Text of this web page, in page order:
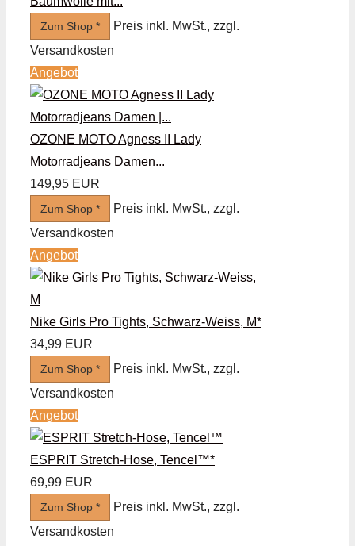
Zum Shop *
Preis inkl. MwSt., zzgl.
Versandkosten
Angebot
OZONE MOTO Agness II Lady
Motorradjeans Damen...
149,95 EUR
Zum Shop *
Preis inkl. MwSt., zzgl.
Versandkosten
Angebot
Nike Girls Pro Tights, Schwarz-Weiss, M*
34,99 EUR
Zum Shop *
Preis inkl. MwSt., zzgl.
Versandkosten
Angebot
ESPRIT Stretch-Hose, Tencel™*
69,99 EUR
Zum Shop *
Preis inkl. MwSt., zzgl.
Versandkosten